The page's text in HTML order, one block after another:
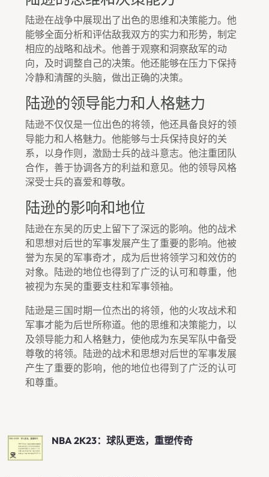
陆逊在战争中展现出了出色的思维和决策能力。他
能够全面分析和评估敌我双方的实力和形势，制定
相应的战略和战术。他善于观察和洞察敌军的动
向，及时调整自己的决策。他还能够在压力下保持
冷静和清醒的头脑，做出正确的决策。
陆逊的领导能力和人格魅力
陆逊不仅仅是一位出色的将领，他还具备良好的领
导能力和人格魅力。他能够与士兵保持良好的关
系，以身作则，激励士兵的战斗意志。他注重团队
合作，善于协调各方的利益和意见。他的领导风格
深受士兵的喜爱和尊敬。
陆逊的影响和地位
陆逊在东吴的历史上留下了深远的影响。他的战术
和思想对后世的军事发展产生了重要的影响。他被
誉为东吴的军事奇才，成为后世将领学习和效仿的
对象。陆逊的地位也得到了广泛的认可和尊重，他
被视为东吴的重要支柱和军事领袖。
陆逊是三国时期一位杰出的将领，他的火攻战术和
军事才能为后世所称道。他的思维和决策能力，以
及领导能力和人格魅力，使他成为东吴军队中备受
尊敬的将领。陆逊的战术和思想对后世的军事发展
产生了重要的影响，他的地位也得到了广泛的认可
和尊重。
NBA 2K23：球队更迭，重塑传奇